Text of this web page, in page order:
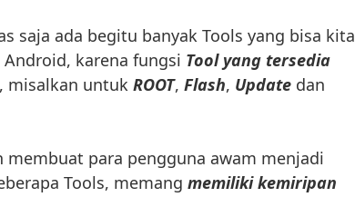
saja ada begitu banyak Tools yang bisa kita
karena fungsi Tool yang tersedia
, misalkan untuk ROOT, Flash, Update dan
membuat para pengguna awam menjadi
Tools, memang memiliki kemiripan